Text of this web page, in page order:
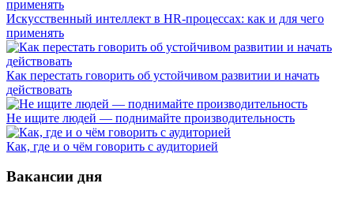
Искусственный интеллект в HR-процессах: как и для чего
применять
Как перестать говорить об устойчивом развитии и начать
действовать
Не ищите людей — поднимайте производительность
Как, где и о чём говорить с аудиторией
Вакансии дня